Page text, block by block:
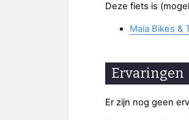
Deze fiets is
Maia Bikes &
Ervaringen
Er zijn nog geen